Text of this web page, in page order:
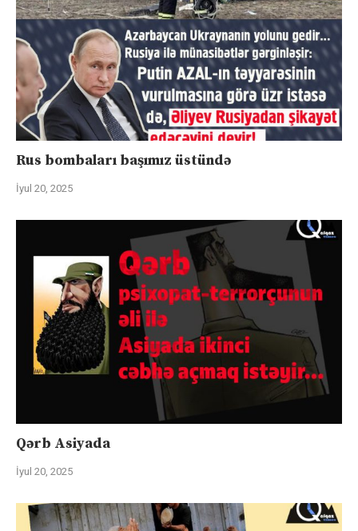
Rus bombaları başımız üstündə
İyul 20, 2025
Qərb Asiyada
İyul 20, 2025